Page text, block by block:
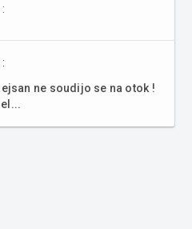
ne soudijo se na otok !